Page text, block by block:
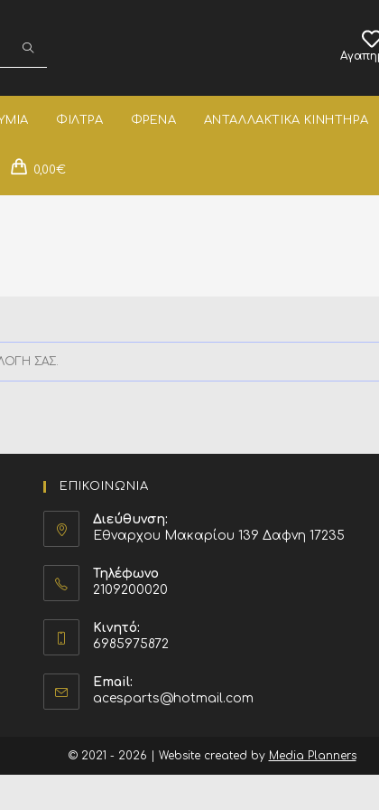
ΦΙΛΤΡΑ ΦΡΕΝΑ ΑΝΤΑΛΛΑΚΤΙΚΑ ΚΙΝΗΤΗΡΑ
0,00€
ΣΑΣ.
ΕΠΙΚΟΙΝΩΝΙΑ
Διεύθυνση:
Εθναρχου Μακαρίου 139 Δαφνη 17235
Τηλέφωνο
2109200020
Κινητό:
6985975872
Email:
acesparts@hotmail.com
© 2021 - 2026 | Website created by Media Planners